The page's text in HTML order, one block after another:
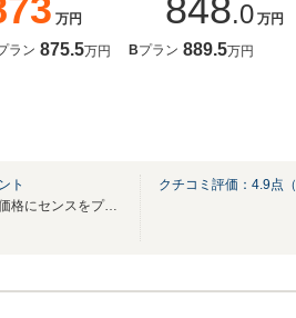
万円 848.0 万円
ラン 875.5万円 Bプラン 889.5万円
ト
輸入車のセレクトショップ！品質・価格にセンスをプラスした１台をご提案致します！
クチコミ評価： 4.9点（